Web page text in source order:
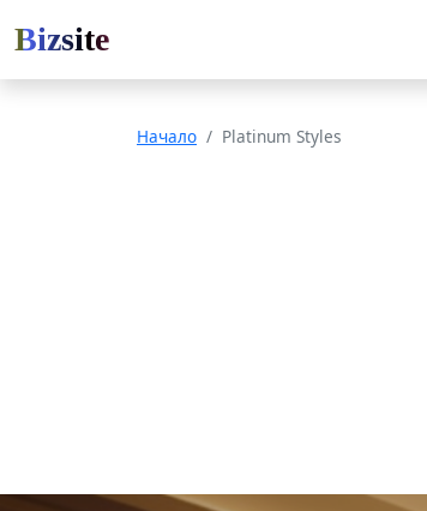
Bizsite
Начало Platinum Styles